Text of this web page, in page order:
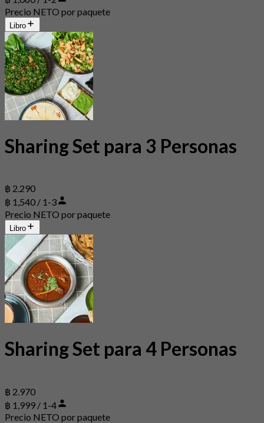
Precio NETO por paquete
Libro
Sharing Set para 3 Personas
฿ 2.290
฿ 1,540 / 1-3
Precio NETO por paquete
Libro
Sharing Set para 4 Personas
฿ 2.970
฿ 1,999 / 1-4
Precio NETO por paquete